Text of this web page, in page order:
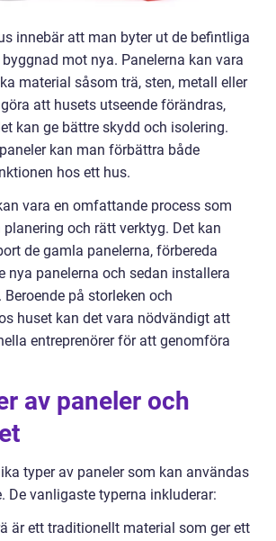
innebär att man byter ut de befintliga
mot nya. Panelerna kan vara
material såsom trä, sten, metall eller
att husets utseende förändras,
kan ge bättre skydd och isolering.
kan man förbättra både
hos ett hus.
vara en omfattande process som
och rätt verktyg. Det kan
de gamla panelerna, förbereda
nya panelerna och sedan installera
på storleken och
huset kan det vara nödvändigt att
entreprenörer för att genomföra
av paneler och
typer av paneler som kan användas
De vanligaste typerna inkluderar:
är ett traditionellt material som ger ett